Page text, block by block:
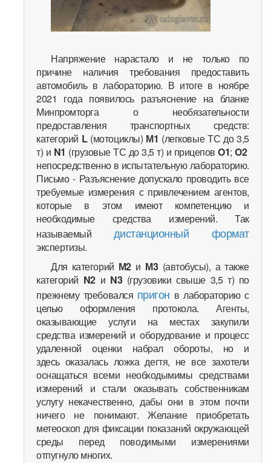
Напряжение нарастало и не только по
причине наличия требования предоставить
автомобиль в лабораторию. В итоге в ноябре
2021 года появилось разъяснение на бланке
Минпромторга о необязательности
предоставления транспортных средств:
категорий L (мотоциклы) М1 (легковые ТС до 3,5
т) и N1 (грузовые ТС до 3,5 т) и прицеповO1;O2
непосредственно в испытательную лабораторию.
Письмо - Разъяснение допускало проводить все
требуемые измерения с привлечением агентов,
которые в этом имеют компетенцию и
необходимые средства измерений. Так
называемый дистанционный формат
экспертизы.
Для категорий М2и М3(автобусы), а также
категорий N2и N3(грузовики свыше 3,5 т) по
прежнему требовался пригон в лабораторию с
целью оформления протокола. Агенты,
оказывающие услуги на местах закупили
средства измерений и оборудование и процесс
удаленной оценки набрал обороты, но и
здесь оказалась ложка дегтя, не все захотели
оснащаться всеми необходымимы средствами
измерений и стали оказывать собственникам
услугу некачественно, дабы они в этом почти
ничего не понимают. Желание приобретать
метеоскоп для фиксации показаний окружающей
среды перед поводимыми измерениями
отпугнуло многих.